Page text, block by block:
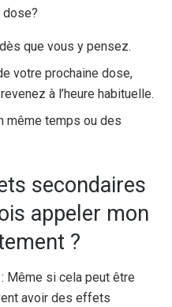
dose?
que vous y pensez.
votre prochaine dose,
à l’heure habituelle.
même temps ou des
secondaires
appeler mon
?
: Même si cela peut être
avoir des effets